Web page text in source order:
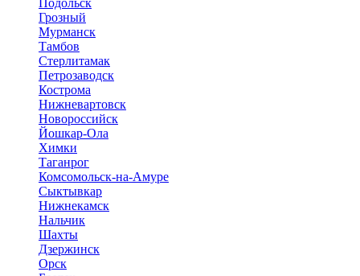
Подольск
Грозный
Мурманск
Тамбов
Стерлитамак
Петрозаводск
Кострома
Нижневартовск
Новороссийск
Йошкар-Ола
Химки
Таганрог
Комсомольск-на-Амуре
Сыктывкар
Нижнекамск
Нальчик
Шахты
Дзержинск
Орск